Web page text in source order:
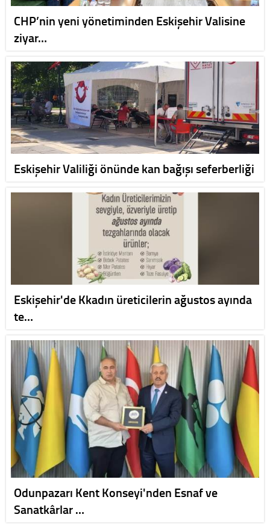
CHP’nin yeni yönetiminden Eskişehir Valisine
ziyar…
Eskişehir Valiliği önünde kan bağışı seferberliği
Eskişehir'de Kkadın üreticilerin ağustos ayında
te…
Odunpazarı Kent Konseyi'nden Esnaf ve
Sanatkârlar …